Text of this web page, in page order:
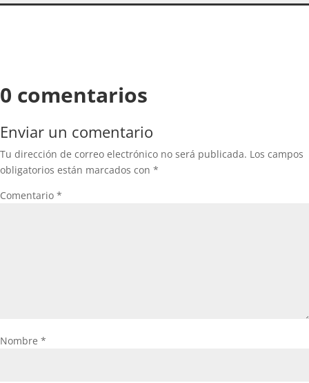
0 comentarios
Enviar un comentario
Tu dirección de correo electrónico no será publicada. Los campos
obligatorios están marcados con *
Comentario *
Nombre *